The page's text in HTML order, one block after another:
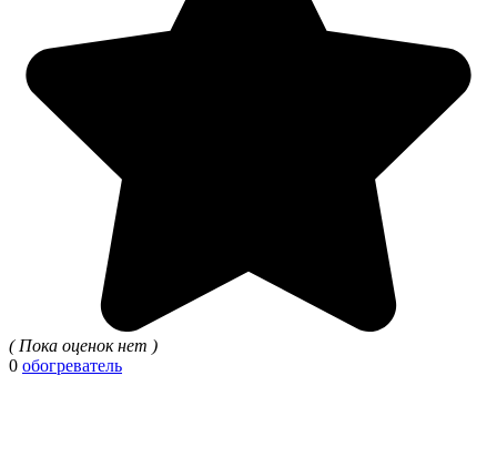
( Пока оценок нет )
0 обогреватель